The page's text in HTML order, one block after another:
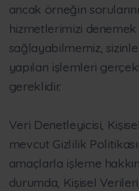
ancak örneğin
hizmetlerimizi
sağlayabilmemiz,
yapılan işlemleri
gereklidir.
Veri Denetleyicisi,
mevcut Gizlilik
amaçlarla işleme
durumda, Kişisel